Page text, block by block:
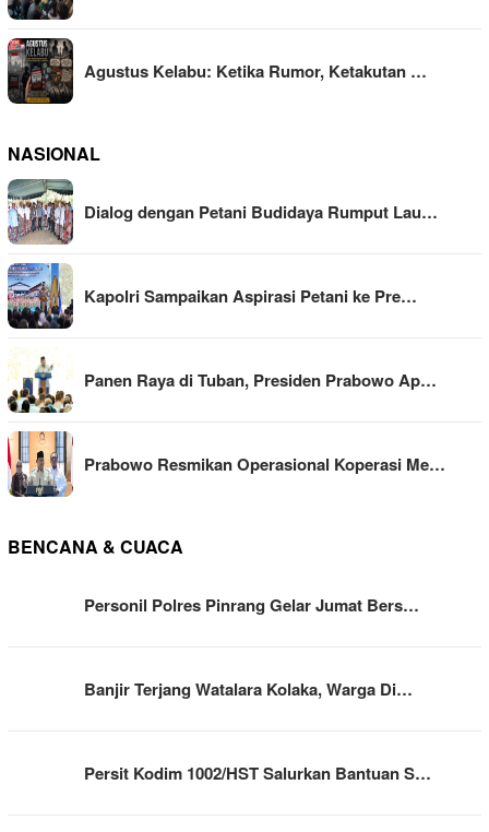
Agustus Kelabu: Ketika Rumor, Ketakutan …
NASIONAL
Dialog dengan Petani Budidaya Rumput Lau…
Kapolri Sampaikan Aspirasi Petani ke Pre…
Panen Raya di Tuban, Presiden Prabowo Ap…
Prabowo Resmikan Operasional Koperasi Me…
BENCANA & CUACA
Personil Polres Pinrang Gelar Jumat Bers…
Banjir Terjang Watalara Kolaka, Warga Di…
Persit Kodim 1002/HST Salurkan Bantuan S…